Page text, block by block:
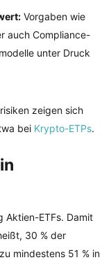
Vorgaben wie
auch Compliance-
unter Druck
zeigen sich
bei Krypto-ETPs.
Aktien-ETFs. Damit
30 % der
mindestens 51 % in